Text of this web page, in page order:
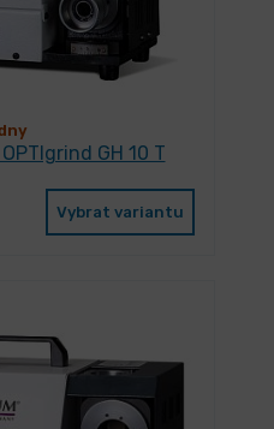
GH 10 T
Vybrat variantu